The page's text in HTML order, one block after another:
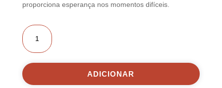
proporciona esperança nos momentos difíceis.
Quantidade
de
Anel
Pekan
Prata
e
Ouro
ADICIONAR